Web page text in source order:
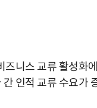
니스 교류 활성화
인적 교류 수요가